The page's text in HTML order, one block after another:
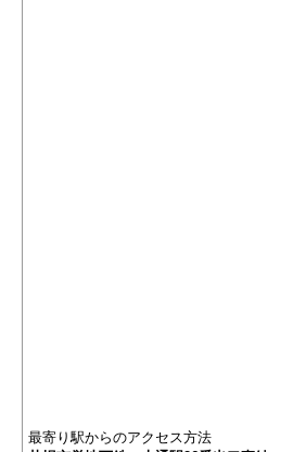
最寄り駅からのアクセス方法